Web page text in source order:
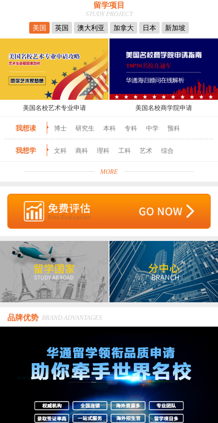
留学项目
STUDY PROJECT
美国
英国 澳大利亚 加拿大 日本 新加坡
美国名校艺术专业申请 美国名校商学院申请
我想读 博士 研究生 本科 专科 中学 预科
我想学 文科 商科 理科 工科 艺术 综合
MORE
品牌优势 BRAND ADVANTAGES